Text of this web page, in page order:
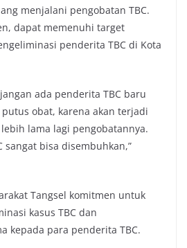
menjalani pengobatan TBC.
dapat memenuhi target
penderita TBC di Kota
ada penderita TBC baru
obat, karena akan terjadi
lama lagi pengobatannya.
sangat bisa disembuhkan,”
Tangsel komitmen untuk
kasus TBC dan
kepada para penderita TBC.